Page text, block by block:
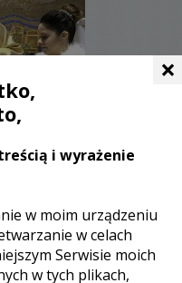
1958
×
i wyrażenie
w moim urządzeniu
w celach
Serwisie moich
w tych plikach,